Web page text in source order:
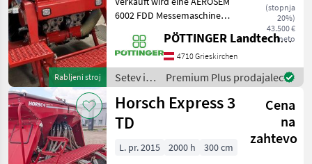
Rabljeni stroj
(stopnja
20%)
43.500 €
neto
6002 FDD Messemaschine/
Verwitterungsspuren
vorhanden Es handelt sich
um eine 6 m Säschiene inkl.
2.400 l Fronttank (K
PÖTTINGER Landtechnik GmbH
4710 Grieskirchen
Setev in
nega /
Pöttinger
Premium Plus prodajalec
Horsch Express 3
TD
Cena
na
zahtevo
L. pr. 2015 2000 h
300 cm